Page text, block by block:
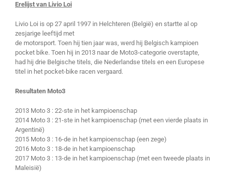
Erelijst van Livio Loi
Livio Loi is op 27 april 1997 in Helchteren (België) en startte al op
zesjarige leeftijd met
de motorsport. Toen hij tien jaar was, werd hij Belgisch kampioen
pocket bike. Toen hij in 2013 naar de Moto3-categorie overstapte,
had hij drie Belgische titels, die Nederlandse titels en een Europese
titel in het pocket-bike racen vergaard.
Resultaten Moto3
2013 Moto 3 : 22-ste in het kampioenschap
2014 Moto 3 : 21-ste in het kampioenschap (met een vierde plaats in
Argentinë)
2015 Moto 3 : 16-de in het kampioenschap (een zege)
2016 Moto 3 : 18-de in het kampioenschap
2017 Moto 3 : 13-de in het kampioenschap (met een tweede plaats in
Maleisië)